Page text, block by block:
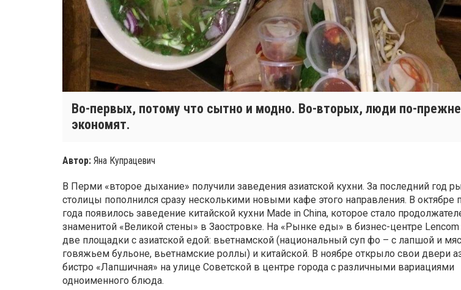
Во-первых, потому что сытно и модно. Во-вторых, люди по-
экономят.
Автор: Яна Купрацевич
В Перми «второе дыхание» получили заведения азиатской кухни. За последний год
столицы пополнился сразу несколькими новыми кафе этого направления. В октябре
года появилось заведение китайской кухни Made in China, которое стало
знаменитой «Великой стены» в Заостровке. На «Рынке еды» в бизнес-центре
две площадки с азиатской едой: вьетнамской (национальный суп фо – с лапшой и
говяжьем бульоне, вьетнамские роллы) и китайской. В ноябре открыло свои двери
бистро «Лапшичная» на улице Советской в центре города с различными вариациями
одноименного блюда.